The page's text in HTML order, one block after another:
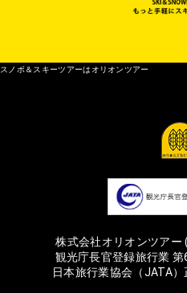
スノボ＆スキーツアーはオリオンツアー
株式会社オリオンツアー
観光庁長官登録旅行業 第
日本旅行業協会（JATA）